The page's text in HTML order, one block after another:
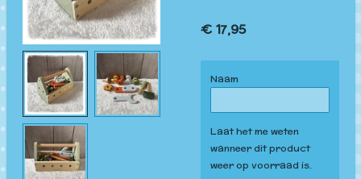
€ 17,95
Naam
Laat het me weten
wanneer dit product
weer op voorraad is.